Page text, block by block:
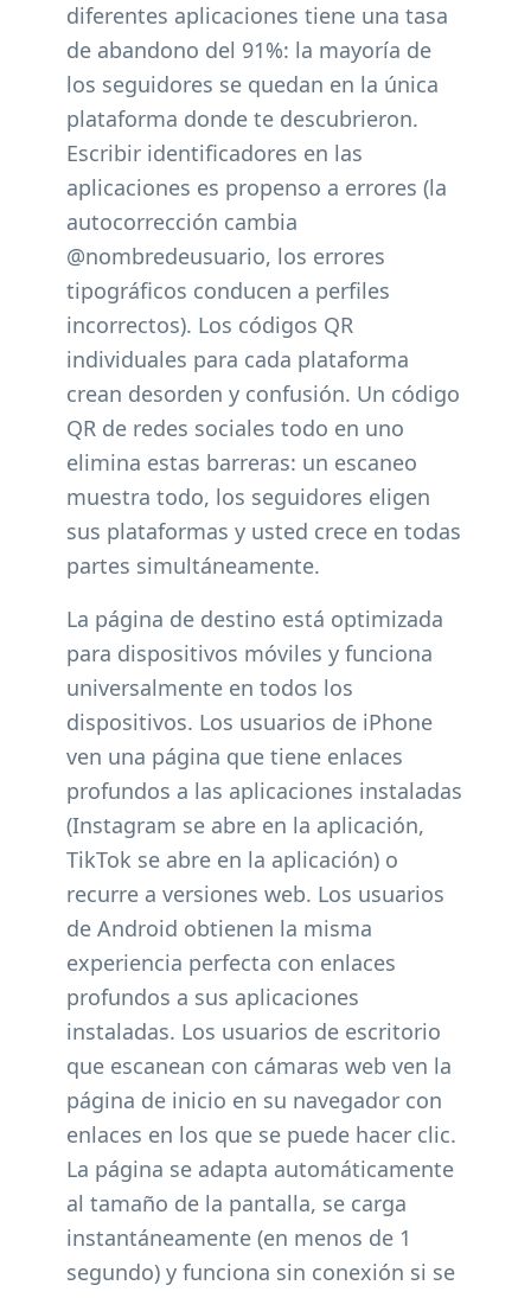
diferentes aplicaciones tiene una tasa
de abandono del 91%: la mayoría de
los seguidores se quedan en la única
plataforma donde te descubrieron.
Escribir identificadores en las
aplicaciones es propenso a errores (la
autocorrección cambia
@nombredeusuario, los errores
tipográficos conducen a perfiles
incorrectos). Los códigos QR
individuales para cada plataforma
crean desorden y confusión. Un código
QR de redes sociales todo en uno
elimina estas barreras: un escaneo
muestra todo, los seguidores eligen
sus plataformas y usted crece en todas
partes simultáneamente.
La página de destino está optimizada
para dispositivos móviles y funciona
universalmente en todos los
dispositivos. Los usuarios de iPhone
ven una página que tiene enlaces
profundos a las aplicaciones instaladas
(Instagram se abre en la aplicación,
TikTok se abre en la aplicación) o
recurre a versiones web. Los usuarios
de Android obtienen la misma
experiencia perfecta con enlaces
profundos a sus aplicaciones
instaladas. Los usuarios de escritorio
que escanean con cámaras web ven la
página de inicio en su navegador con
enlaces en los que se puede hacer clic.
La página se adapta automáticamente
al tamaño de la pantalla, se carga
instantáneamente (en menos de 1
segundo) y funciona sin conexión si se